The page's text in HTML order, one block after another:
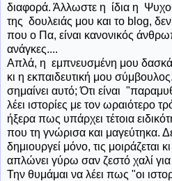
διαφορά. Άλλωστε η ίδια η
της δουλειάς μου και το blog,
που ο Πα, είναι κανονικός
ανάγκες....
Απλά, η εμπνευσμένη μου
κι η εκπαιδευτική μου
σημαίνει αυτό; Ότι είναι
λέει ιστορίες με τον ωραιότερο
ήξερα πως υπάρχει τέτοια
που τη γνώρισα και μαγεύτηκα.
δημιουργεί μόνο, τις μοιράζεται
απλώνει γύρω σαν ζεστό χαλί
Την θυμάμαι να λέει πως "οι